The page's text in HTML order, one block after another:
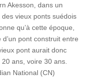
Akesson, dans un
vieux ponts suédois
qu’à cette époque,
pont construit entre
pont aurait donc
ans, voire 30 ans.
National (CN)